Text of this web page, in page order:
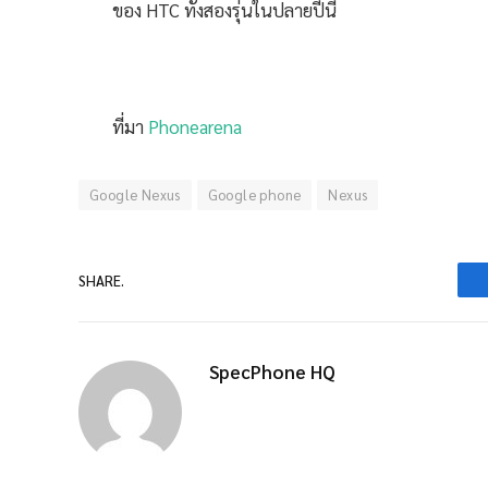
ของ HTC ทั้งสองรุ่นในปลายปีนี้
ที่มา Phonearena
Google Nexus Google phone Nexus
SHARE.
SpecPhone HQ